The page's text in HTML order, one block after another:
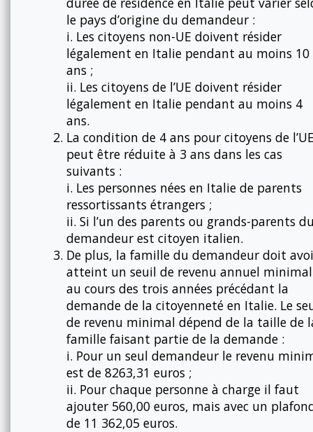
le pays d’origine du demandeur :
i. Les citoyens non-UE doivent résider
légalement en Italie pendant au moins 10
ans ;
ii. Les citoyens de l’UE doivent résider
légalement en Italie pendant au moins 4
ans.
La condition de 4 ans pour citoyens de
peut être réduite à 3 ans dans les cas
suivants :
i. Les personnes nées en Italie de parents
ressortissants étrangers ;
ii. Si l’un des parents ou grands-parents
demandeur est citoyen italien.
De plus, la famille du demandeur doit
atteint un seuil de revenu annuel minimal
au cours des trois années précédant la
demande de la citoyenneté en Italie. Le
de revenu minimal dépend de la taille de
famille faisant partie de la demande :
i. Pour un seul demandeur le revenu
est de 8263,31 euros ;
ii. Pour chaque personne à charge il faut
ajouter 560,00 euros, mais avec un
de 11 362,05 euros.